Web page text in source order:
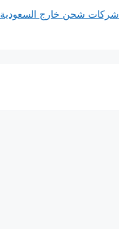
شركات شحن خارج السعودية